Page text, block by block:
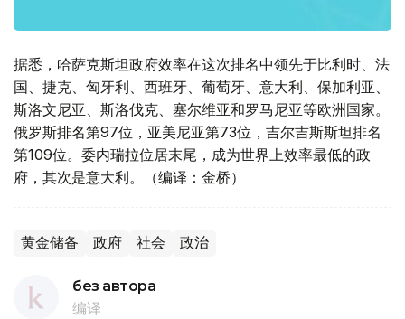
据悉，哈萨克斯坦政府效率在这次排名中领先于比利时、法
国、捷克、匈牙利、西班牙、葡萄牙、意大利、保加利亚、
斯洛文尼亚、斯洛伐克、塞尔维亚和罗马尼亚等欧洲国家。
俄罗斯排名第97位，亚美尼亚第73位，吉尔吉斯斯坦排名
第109位。委内瑞拉位居末尾，成为世界上效率最低的政
府，其次是意大利。（编译：金桥）
黄金储备 政府 社会 政治
без автора
编译